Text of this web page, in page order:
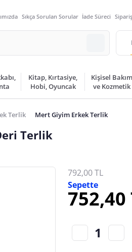
Sıkça Sorulan Sorular İade Süreci
Kitap, Kırtasiye,
Hobi, Oyuncak
Kişisel Bakım
ve Kozmetik
Terlik Mert Giyim Erkek Terlik
Terlik
792,00 TL
Sepette
752,40